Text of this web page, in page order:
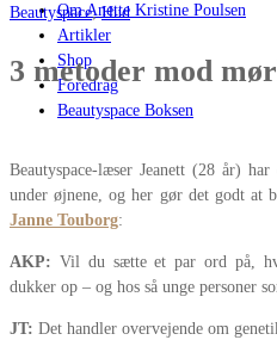
Om Anette Kristine Poulsen
Artikler
Shop
Foredrag
Beautyspace Boksen
Beautyspace,Hud
3 metoder mod
Beautyspace-læser Jeanett (28 år)
under øjnene, og her gør det godt at
Janne Touborg:
AKP: Vil du sætte et par ord på,
dukker op – og hos så unge personer
JT: Det handler overvejende om